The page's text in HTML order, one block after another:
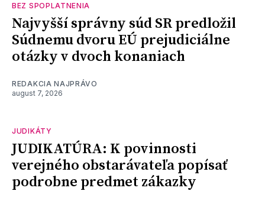
BEZ SPOPLATNENIA
Najvyšší správny súd SR predložil
Súdnemu dvoru EÚ prejudiciálne
otázky v dvoch konaniach
REDAKCIA NAJPRÁVO
august 7, 2026
JUDIKÁTY
JUDIKATÚRA: K povinnosti
verejného obstarávateľa popísať
podrobne predmet zákazky